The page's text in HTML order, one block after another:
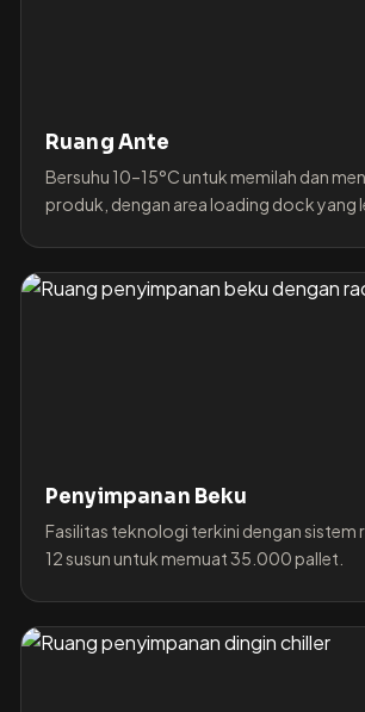
Ruang Ante
Bersuhu 10–15°C untuk memilah dan
produk, dengan area loading dock yang
Penyimpanan Beku
Fasilitas teknologi terkini dengan sistem
12 susun untuk memuat 35.000 pallet.